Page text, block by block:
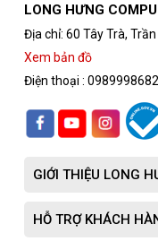
LONG HƯNG
Địa chỉ: 60 Tây Trà,
Xem bản đồ
Điện thoại : 0989998682
GIỚI THIỆU LONG
HỖ TRỢ KHÁCH